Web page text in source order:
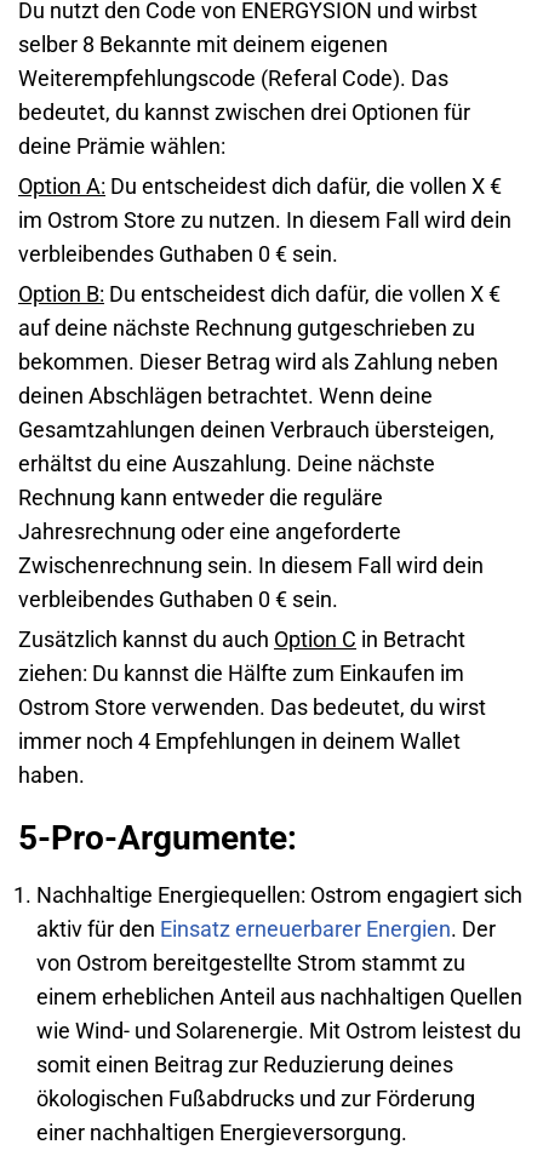
Du nutzt den Code von ENERGYSION und wirbst
selber 8 Bekannte mit deinem eigenen
Weiterempfehlungscode (Referal Code). Das
bedeutet, du kannst zwischen drei Optionen für
deine Prämie wählen:
Option A: Du entscheidest dich dafür, die vollen X €
im Ostrom Store zu nutzen. In diesem Fall wird dein
verbleibendes Guthaben 0 € sein.
Option B: Du entscheidest dich dafür, die vollen X €
auf deine nächste Rechnung gutgeschrieben zu
bekommen. Dieser Betrag wird als Zahlung neben
deinen Abschlägen betrachtet. Wenn deine
Gesamtzahlungen deinen Verbrauch übersteigen,
erhältst du eine Auszahlung. Deine nächste
Rechnung kann entweder die reguläre
Jahresrechnung oder eine angeforderte
Zwischenrechnung sein. In diesem Fall wird dein
verbleibendes Guthaben 0 € sein.
Zusätzlich kannst du auch Option C in Betracht
ziehen: Du kannst die Hälfte zum Einkaufen im
Ostrom Store verwenden. Das bedeutet, du wirst
immer noch 4 Empfehlungen in deinem Wallet
haben.
5-Pro-Argumente:
Nachhaltige Energiequellen: Ostrom engagiert sich
aktiv für den Einsatz erneuerbarer Energien. Der
von Ostrom bereitgestellte Strom stammt zu
einem erheblichen Anteil aus nachhaltigen Quellen
wie Wind- und Solarenergie. Mit Ostrom leistest du
somit einen Beitrag zur Reduzierung deines
ökologischen Fußabdrucks und zur Förderung
einer nachhaltigen Energieversorgung.